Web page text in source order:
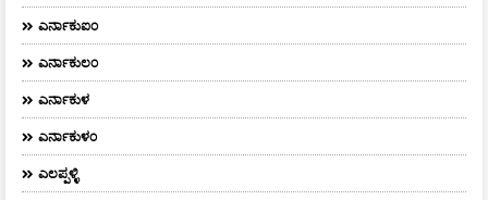
ಎರ್ನಾಕುಐಂ
ಎರ್ನಾಕುಲಂ
ಎರ್ನಾಕುಳ
ಎರ್ನಾಕುಳಂ
ಎಲಪ್ಪಳ್ಳಿ